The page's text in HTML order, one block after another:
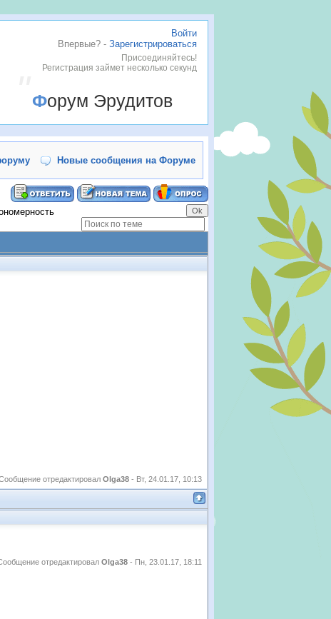
Войти
Впервые? - Зарегистрироваться
Присоединяйтесь!
Регистрация займет несколько секунд
Форум Эрудитов
Новые сообщения на Форуме
отредактировал Olga38 - Вт, 24.01.17, 10:13
отредактировал Olga38 - Пн, 23.01.17, 18:11